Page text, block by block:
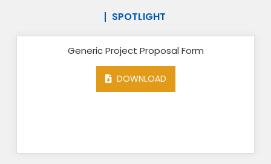
SPOTLIGHT
GEF SGP OP6 National Indigenous
Application Form 2018